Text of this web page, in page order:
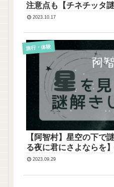
注意点も【チネチッタ謎
2023.10.17
旅行・体験
【阿智村】星空の下で
る夜に君にさよならを
2023.09.29